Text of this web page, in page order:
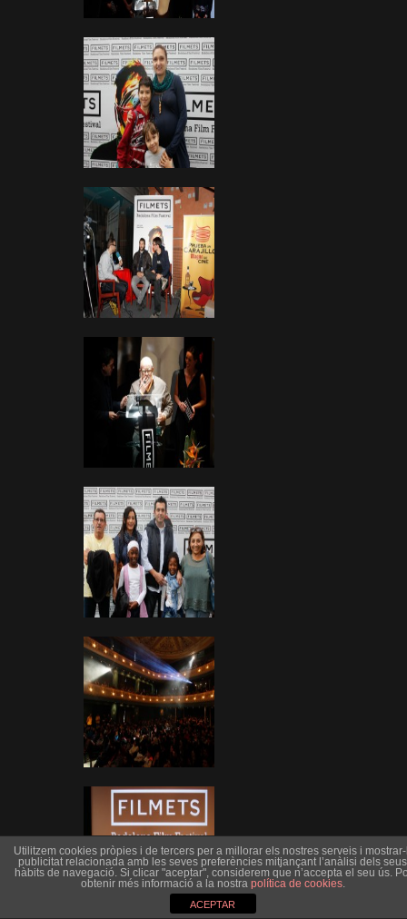
Utilitzem cookies pròpies i de tercers per a millorar els nostres serveis i
publicitat relacionada amb les seves preferències mitjançant l’anàlisi dels seus
hàbits de navegació. Si clicar "aceptar", considerem que n’accepta el seu ús.
obtenir més informació a la nostra política de cookies.
ACEPTAR